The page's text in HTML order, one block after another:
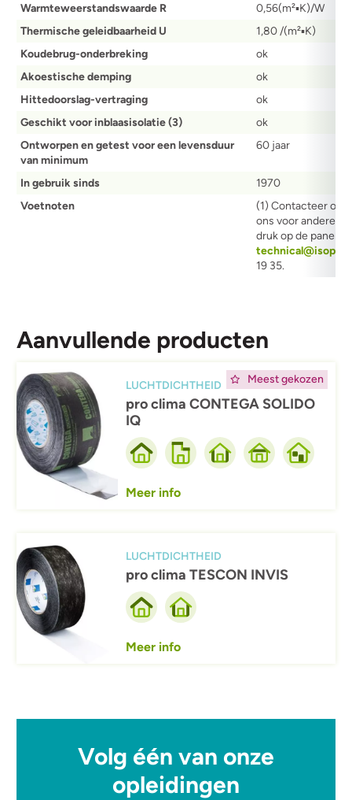
Warmteweerstandswaarde R
0,56(m²▪K)/W
Thermische geleidbaarheid U
1,80 /(m²▪K)
Koudebrug-onderbreking
ok
Akoestische demping
ok
Hittedoorslag-vertraging
ok
Geschikt voor inblaasisolatie (3)
ok
Ontworpen en getest voor een levensduur
van minimum
60 jaar
In gebruik sinds
1970
Voetnoten
(1) Contacteer
ons voor andere
druk op de
19 35.
Aanvullende producten
Meest gekozen
Afbeelding
LUCHTDICHTHEID
pro clima CONTEGA SOLIDO
IQ
Meer info
LUCHTDICHTHEID
pro clima TESCON INVIS
Meer info
Volg één van onze
opleidingen